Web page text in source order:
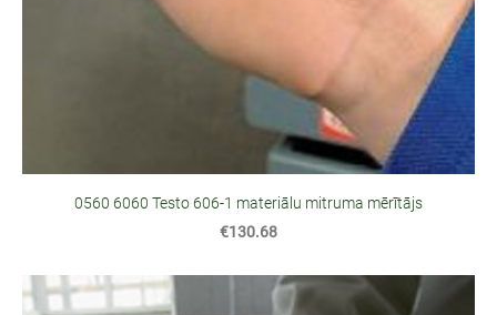
0560 6060 Testo 606-1 materiālu mitruma mērītājs
€130.68